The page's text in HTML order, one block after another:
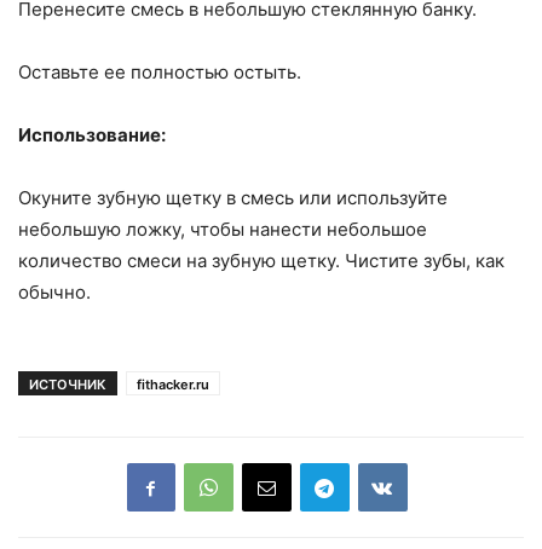
Перенесите смесь в небольшую стеклянную банку.
Оставьте ее полностью остыть.
Использование:
Окуните зубную щетку в смесь или используйте
небольшую ложку, чтобы нанести небольшое
количество смеси на зубную щетку. Чистите зубы, как
обычно.
ИСТОЧНИК fithacker.ru